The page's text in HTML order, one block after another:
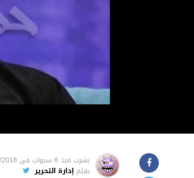
نشرت منذ 8 سنوات فى
بقلم إدارة التحرير